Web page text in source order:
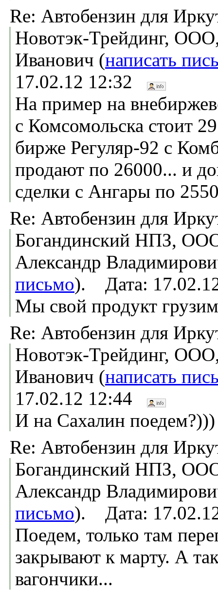
Re: Автобензин для
Новотэк-Трейдинг,
Иванович (написать
17.02.12 12:32
На пример на
с Комсомольска стоит
бирже Регуляр-92 с
продают по 26000... и
сделки с Ангары по
Re: Автобензин для
Богандинский НПЗ,
Александр
письмо). Дата:
Мы свой продукт
Re: Автобензин для
Новотэк-Трейдинг,
Иванович (написать
17.02.12 12:44
И на Сахалин поедем?)))
Re: Автобензин для
Богандинский НПЗ,
Александр
письмо). Дата:
Поедем, только там
закрывают к марту. А
вагончики...